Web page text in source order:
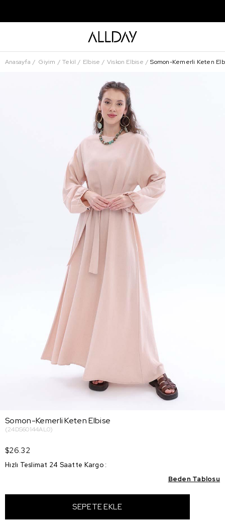
Anasayfa Giyim Tekil Elbise Viskon Elbise Somon-Kemerli Keten
Somon-Kemerli Keten Elbise
(24DS60144AL0)
$26.32
Hızlı Teslimat 24 Saatte Kargo :
Beden Tablosu